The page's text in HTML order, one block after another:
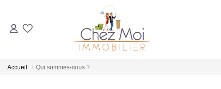
ACHETER
Accueil Qui sommes-nous ?